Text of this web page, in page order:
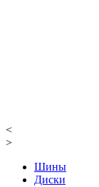
<
>
Шины
Диски